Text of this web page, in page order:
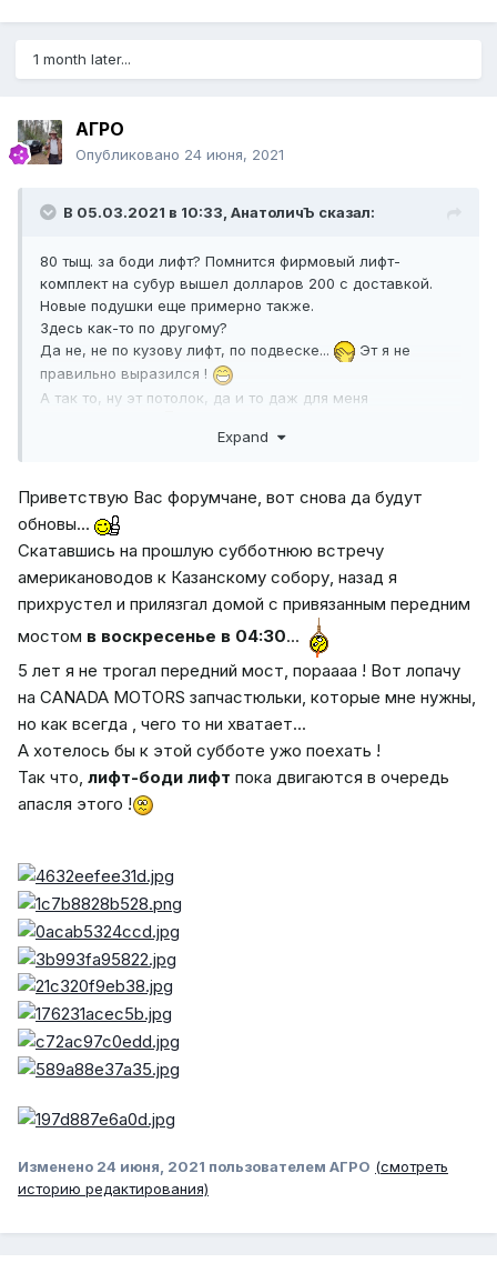
1 month later...
АГРО
Опубликовано 24 июня, 2021
В 05.03.2021 в 10:33, АнатоличЪ сказал:
80 тыщ. за боди лифт? Помнится фирмовый лифт-
комплект на субур вышел долларов 200 с доставкой.
Новые подушки еще примерно также.
Здесь как-то по другому?
Да не, не по кузову лифт, по подвеске...
Эт я не
правильно выразился !
А так то, ну эт потолок, да и то даж для меня
https://www.offroad.su/catalog/lift_komplekty_17/lift_komplek
Expand
Приветствую Вас форумчане, вот снова да будут
обновы...
Скатавшись на прошлую субботнюю встречу
американоводов к Казанскому собору, назад я
прихрустел и прилязгал домой с привязанным передним
мостом в воскресенье в 04:30...
5 лет я не трогал передний мост, пораааа ! Вот лопачу
на CANADA MOTORS запчастюльки, которые мне нужны,
но как всегда , чего то ни хватает...
А хотелось бы к этой субботе ужо поехать !
Так что, лифт-боди лифт пока двигаются в очередь
апасля этого !
Изменено 24 июня, 2021 пользователем АГРО (смотреть
историю редактирования)